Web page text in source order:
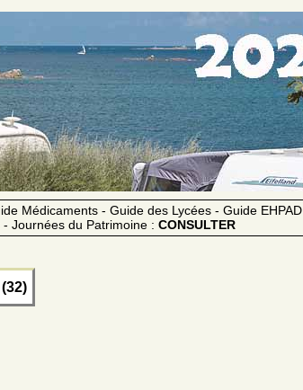
Médicaments - Guide des Lycées - Guide EHPAD
Journées du Patrimoine : CONSULTER